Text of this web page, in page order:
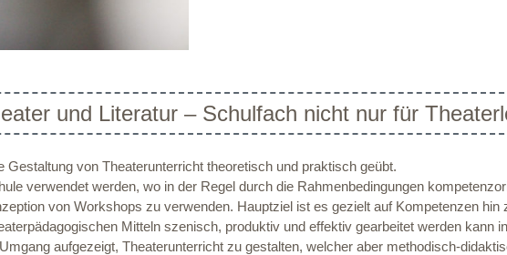
und Literatur – Schulfach nicht nur für
von Theaterunterricht theoretisch und praktisch geübt.
verwendet werden, wo in der Regel durch die Rahmenbedingungen
von Workshops zu verwenden. Hauptziel ist es gezielt auf Kompetenzen hin
Mitteln szenisch, produktiv und effektiv gearbeitet werden kann
aufgezeigt, Theaterunterricht zu gestalten, welcher aber methodisch-